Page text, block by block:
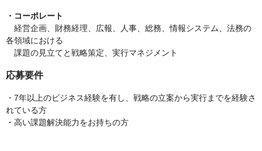
・コーポレート
経営企画、財務経理、広報、人事、総務、情報システム、法務の
各領域における
課題の見立てと戦略策定、実行マネジメント
応募要件
・7年以上のビジネス経験を有し、戦略の立案から実行までを経験さ
れている方
・高い課題解決能力をお持ちの方